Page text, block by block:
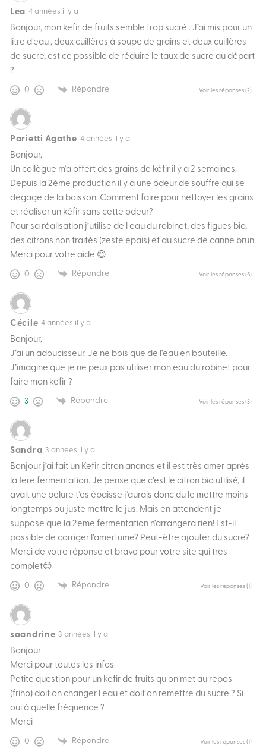
Lea 4 années il y a
Bonjour, mon kefir de fruits semble trop sucré . J’ai mis pour un
litre d’eau , deux cuillères à soupe de grains et deux cuillères
de sucre, est ce possible de réduire le taux de sucre au départ
?
0 Répondre Voir les réponses(2)
Parietti Agathe 4 années il y a
Bonjour,
Un collègue m’a offert des grains de kéfir il y a 2 semaines.
Depuis la 2ème production il y a une odeur de souffre qui se
dégage de la boisson. Comment faire pour nettoyer les grains
et réaliser un kéfir sans cette odeur?
Pour sa réalisation j’utilise de l eau du robinet, des figues bio,
des citrons non traités (zeste epais) et du sucre de canne brun.
Merci pour votre aide 😊
0 Répondre Voir les réponses(5)
Cécile 4 années il y a
Bonjour,
J’ai un adoucisseur. Je ne bois que de l’eau en bouteille.
J’imagine que je ne peux pas utiliser mon eau du robinet pour
faire mon kefir ?
3 Répondre Voir les réponses(3)
Sandra 3 années il y a
Bonjour j’ai fait un Kefir citron ananas et il est très amer après
la 1ere fermentation. Je pense que c’est le citron bio utilisé, il
avait une pelure t’es épaisse j’aurais donc du le mettre moins
longtemps ou juste mettre le jus. Mais en attendent je
suppose que la 2eme fermentation n’arrangera rien! Est-il
possible de corriger l’amertume? Peut-être ajouter du sucre?
Merci de votre réponse et bravo pour votre site qui très
complet😊
0 Répondre Voir les réponses(1)
saandrine 3 années il y a
Bonjour
Merci pour toutes les infos
Petite question pour un kefir de fruits qu on met au repos
(friho) doit on changer l eau et doit on remettre du sucre ? Si
oui à quelle fréquence ?
Merci
0 Répondre Voir les réponses(1)